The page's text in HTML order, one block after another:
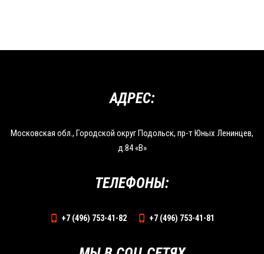
АДРЕС:
Московская обл., Городской округ Подольск, пр-т Юных Ленинцев,
д.84 «В»
ТЕЛЕФОНЫ:
+7 (496) 753-41-82 +7 (496) 753-41-81